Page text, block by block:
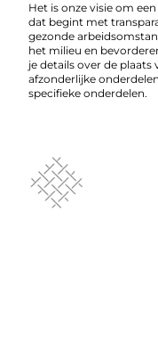
Het is onze visie om
dat begint met
gezonde
het milieu en
je details over de
afzonderlijke
specifieke onderdelen.